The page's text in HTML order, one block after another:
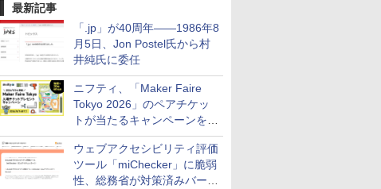
最新記事
「.jp」が40周年――1986年8
月5日、Jon Postel氏から村
井純氏に委任
ニフティ、「Maker Faire
Tokyo 2026」のペアチケッ
トが当たるキャンペーンをX
で実施。8月16日まで
ウェブアクセシビリティ評価
ツール「miChecker」に脆弱
性、総務省が対策済みバージ